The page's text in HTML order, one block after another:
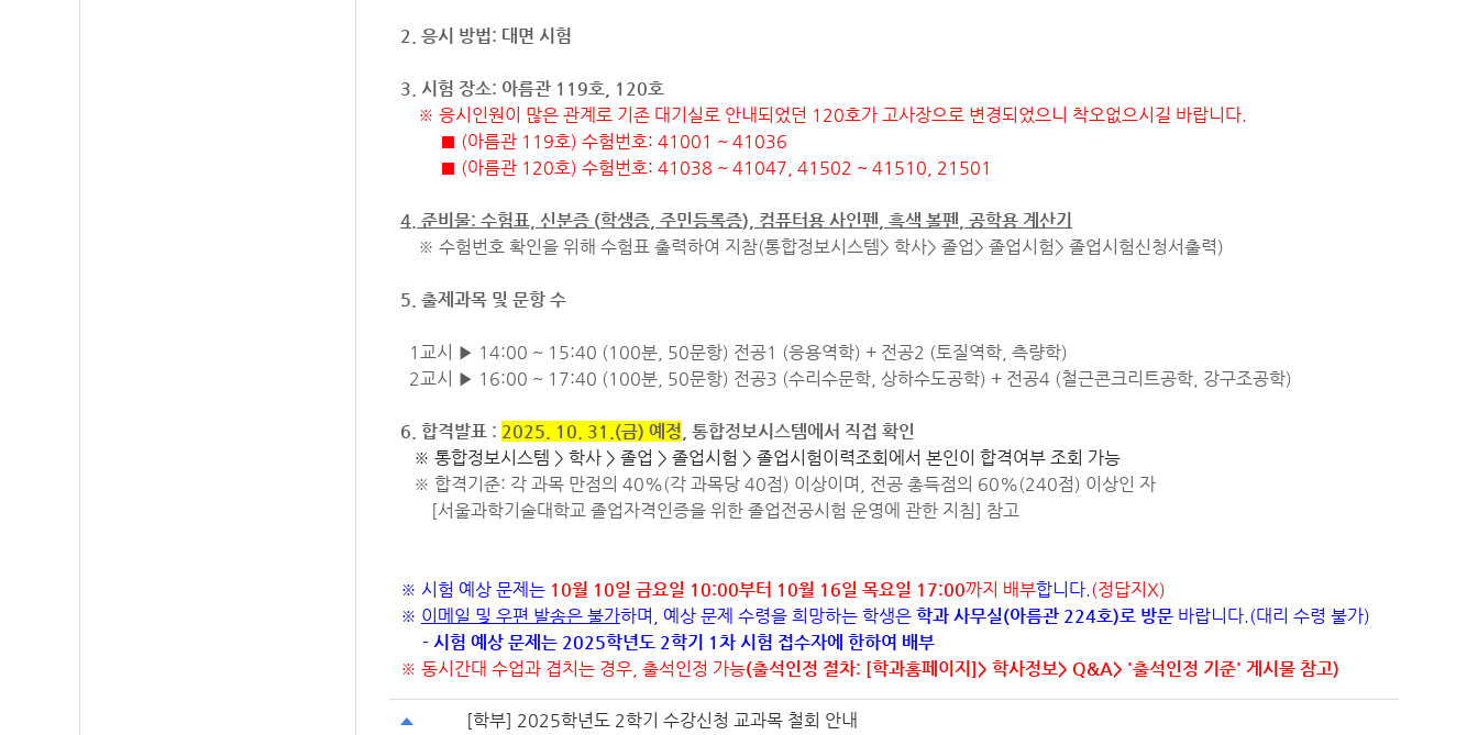
2. 응시 방법: 대면 시험
3. 시험 장소: 아름관 119호, 120호
※ 응시인원이 많은 관계로 기존 대기실로 안내되었던 120호가 고사장으로 변경되었으니 착오없으시길 바랍니다.
■ (아름관 119호) 수험번호: 41001 ~ 41036
■ (아름관 120호) 수험번호: 41038 ~ 41047, 41502 ~ 41510, 21501
4. 준비물: 수험표, 신분증 (학생증 주민등록증), 컴퓨터용 사인펜 흑색 볼펜 공학용 계산기
※ 수험번호 확인을 위해 수험표 출력하여 지참(통합정보시스템> 학사> 졸업> 졸업시험> 졸업시험신청서출력)
5. 출제과목 및 문항 수
1교시 ▶ 14:00 ~ 15:40 (100분, 50문항) 전공1 (응용역학) + 전공2 (토질역학, 측량학)
2교시 ▶ 16:00 ~ 17:40 (100분, 50문항) 전공3 (수리수문학, 상하수도공학) + 전공4 (철근콘크리트공학, 강구조공학)
6. 합격발표 : 2025. 10. 31.(금) 예정 , 통합정보시스템에서 직접 확인
※ 통합정보시스템 > 학사 > 졸업 > 졸업시험 > 졸업시험이력조회에서 본인이 합격여부 조회 가능
※ 합격기준: 각 과목 만점의 40%(각 과목당 40점) 이상이며, 전공 총득점의 60%(240점) 이상인 자
[서울과학기술대학교 졸업자격인증을 위한 졸업전공시험 운영에 관한 지침] 참고
※ 시험 예상 문제는 10월 10일 금요일 10:00부터 10월 16일 목요일 17:00까지 배부합니다.(정답지X)
※ 이메일 및 우편 발송은 불가하며, 예상 문제 수령을 희망하는 학생은 학과 사무실(아름관 224호)로 방문 바랍니다.(대리 수령 불가)
- 시험 예상 문제는 2025학년도 2학기 1차 시험 접수자에 한하여 배부
※ 동시간대 수업과 겹치는 경우, 출석인정 가능(출석인정 절차: [학과홈페이지]> 학사정보> Q&A> '출석인정 기준' 게시물 참고)
[학부] 2025학년도 2학기 수강신청 교과목 철회 안내